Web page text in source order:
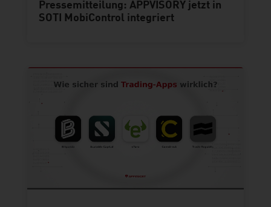
Pressemitteilung: APPVISORY jetzt in
SOTI MobiControl integriert